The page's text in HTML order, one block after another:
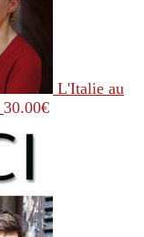
L'Italie au
30.00€